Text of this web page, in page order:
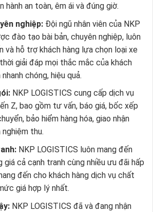
hành an toàn, êm ái và đúng giờ.
nghiệp:Đội ngũ nhân viên của NKP
đào tạo bài bản, chuyên nghiệp, luôn
và hỗ trợ khách hàng lựa chọn loại xe
giải đáp mọi thắc mắc của khách
chóng, hiệu quả.
NKP LOGISTICS cung cấp dịch vụ
Z, bao gồm tư vấn, báo giá, bốc xếp
bảo hiểm hàng hóa, giao nhận
nghiệm thu.
NKP LOGISTICS luôn mang đến
giá cả cạnh tranh cùng nhiều ưu đãi hấp
đến cho khách hàng dịch vụ chất
giá hợp lý nhất.
NKP LOGISTICS đã và đang nhận